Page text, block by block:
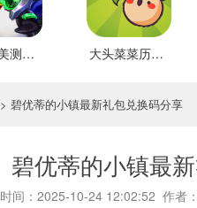
云顶棋美测服 最新版 大头菜菜历险记 好玩的
> 碧优蒂的小镇最新礼包兑换码分享
碧优蒂的小镇最
时间：2025-10-24 12:02:52 作者